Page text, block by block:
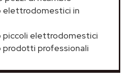
elettrodomestici in
piccoli elettrodomestici
prodotti professionali